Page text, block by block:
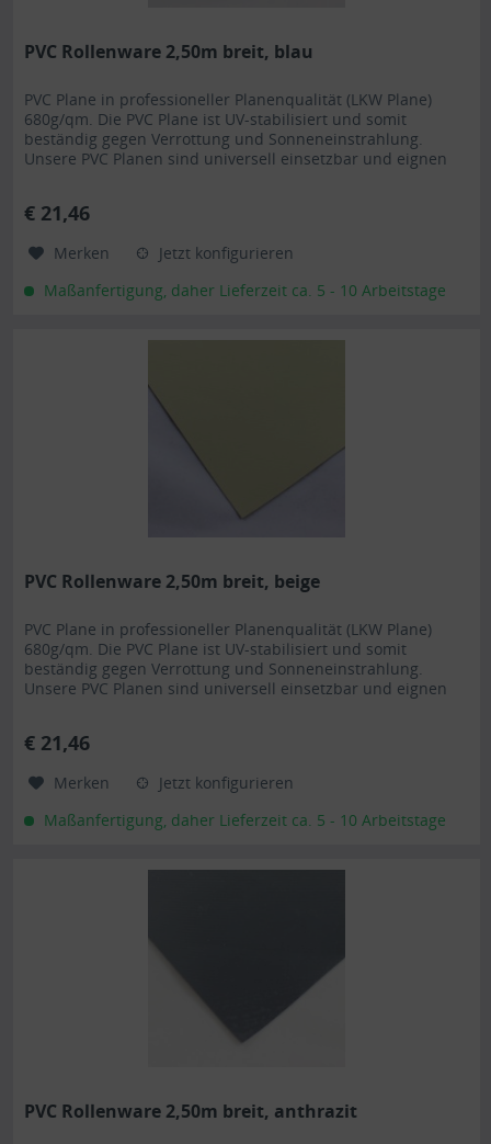
PVC Rollenware 2,50m breit, blau
PVC Plane in professioneller Planenqualität (LKW Plane)
680g/qm. Die PVC Plane ist UV-stabilisiert und somit
beständig gegen Verrottung und Sonneneinstrahlung.
Unsere PVC Planen sind universell einsetzbar und eignen
Ihren Anhänger. Gerne erstellen wir Ihnen auch ein...
€ 21,46
Merken
Jetzt konfigurieren
Maßanfertigung, daher Lieferzeit ca. 5 - 10 Arbeitstage
PVC Rollenware 2,50m breit, beige
PVC Plane in professioneller Planenqualität (LKW Plane)
680g/qm. Die PVC Plane ist UV-stabilisiert und somit
beständig gegen Verrottung und Sonneneinstrahlung.
Unsere PVC Planen sind universell einsetzbar und eignen
Ihren Anhänger. Gerne erstellen wir Ihnen auch ein...
€ 21,46
Merken
Jetzt konfigurieren
Maßanfertigung, daher Lieferzeit ca. 5 - 10 Arbeitstage
PVC Rollenware 2,50m breit, anthrazit